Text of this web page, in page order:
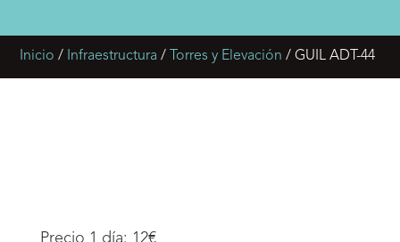
Inicio / Infraestructura / Torres y Elevación / GUIL ADT-44
Precio 1 día: 12€